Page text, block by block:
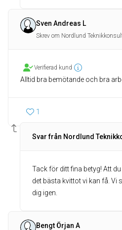
Sven Andreas L
Skrev om Nordlund
Verifierad kund
Alltid bra bemötande och bra
1
Svar från Nordlund
Tack för ditt fina betyg! Att
det bästa kvittot vi kan få. Vi
dig igen.
Bengt Örjan A